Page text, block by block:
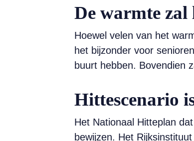
De warmte
Hoewel velen van het
het bijzonder voor
buurt hebben. Bovendien
Hittescenario
Het Nationaal Hitteplan
bewijzen. Het